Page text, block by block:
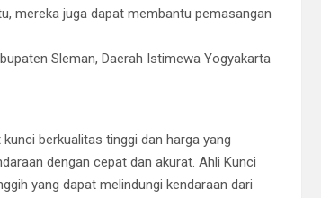
mereka juga dapat membantu pemasangan
Sleman, Daerah Istimewa Yogyakarta
berkualitas tinggi dan harga yang
dengan cepat dan akurat. Ahli Kunci
yang dapat melindungi kendaraan dari